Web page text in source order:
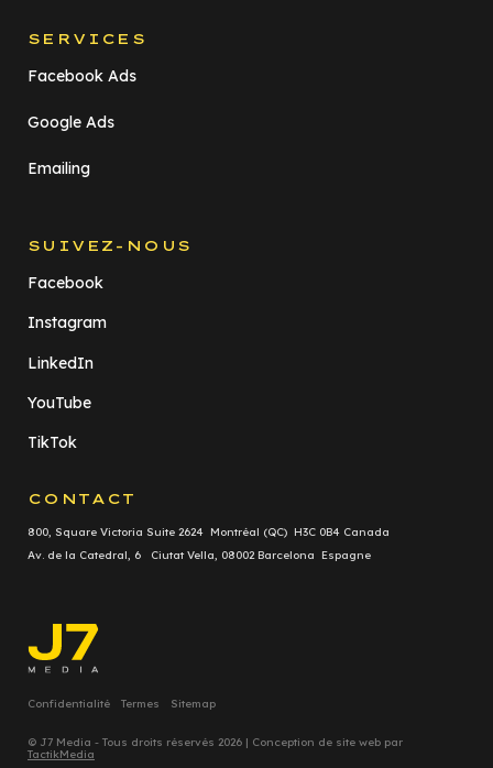
SERVICES
Facebook Ads
Google Ads
Emailing
SUIVEZ-NOUS
Facebook
Instagram
LinkedIn
YouTube
TikTok
CONTACT
800, Square Victoria Suite 2624 Montréal (QC) H3C 0B4 Canada
Av. de la Catedral, 6 Ciutat Vella, 08002 Barcelona Espagne
Confidentialité Termes Sitemap
© J7 Media - Tous droits réservés 2026 | Conception de site web par
TactikMedia